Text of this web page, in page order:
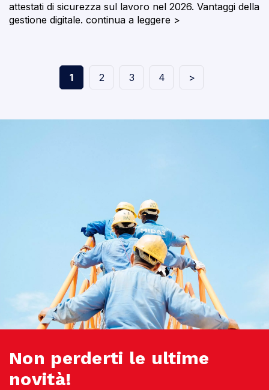
attestati di sicurezza sul lavoro nel 2026. Vantaggi della
gestione digitale. continua a leggere >
1 2 3 4 >
Non perderti le ultime
novità!